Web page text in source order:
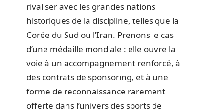
rivaliser avec les grandes nations
historiques de la discipline, telles que la
Corée du Sud ou l’Iran. Prenons le cas
d’une médaille mondiale : elle ouvre la
voie à un accompagnement renforcé, à
des contrats de sponsoring, et à une
forme de reconnaissance rarement
offerte dans l’univers des sports de